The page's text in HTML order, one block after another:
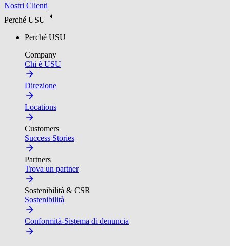
Nostri Clienti
Perché USU
Perché USU
Company
Chi è USU
Direzione
Locations
Customers
Success Stories
Partners
Trova un partner
Sostenibilità & CSR
Sostenibilità
Conformità-Sistema di denuncia